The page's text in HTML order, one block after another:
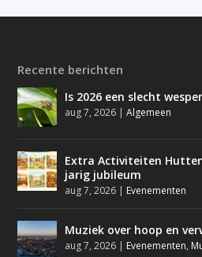
Recente berichten
Is 2026 een slecht
aug 7, 2026 |Algemeen
Extra Activiteiten
jarig jubileum
aug 7, 2026 | Evenementen
Muziek over hoop en
aug 7, 2026 | Evenementen,